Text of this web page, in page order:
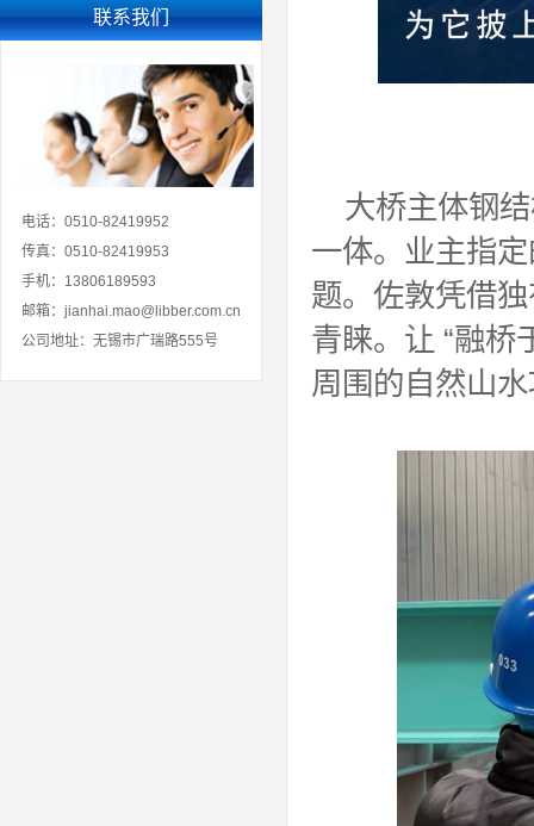
联系我们
电话：0510-82419952
传真：0510-82419953
手机：13806189593
邮箱：jianhai.mao@libber.com.cn
公司地址：无锡市广瑞路555号
大桥主体钢结
一体。业主指
题。佐敦凭借
青睐。让 “融桥
周围的自然山